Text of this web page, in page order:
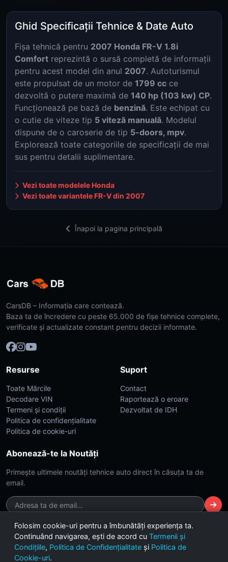
Ghid Specificații Tehnice & Date Auto
Fișa tehnică pentru 2007 Honda FR-V 1.8i
Comfort reprezintă o sursă completă de informații
pentru acest model din anul 2007. Autoturismul
este propulsat de un motor de 1799 cc ce
dezvoltă o putere maximă de 140 hp (103 kw) CP.
Funcționează pe bază de benzină. Este echipat cu
o cutie de viteze tip 5 viteză manuală. Modelul
dispune de o caroserie de tip 5-doors, mpv.
Explorează toate categoriile de specificații de mai
sus pentru detalii suplimentare.
Vezi toate modelele Honda
Vezi toate variantele FR-V din 2007
Înapoi la pagina principală
CarsDB – Informația care contează.
Baza ta de încredere cu peste 65.000 de fișe tehnice complete,
verificate și actualizate constant pentru decizii informate.
Resurse
Toate Mărcile
Decodare VIN
Termeni și condiții
Politica de confidențialitate
Politica de cookie-uri
Suport
Contact
Raportează o eroare
Dezvoltat de IDH
Abonează-te la Noutăți
Primește ultimele noutăți tehnice auto direct în căsuța ta de
email.
© 2026 CarsDB. Toate drepturile rezervate. Made with ❤️ for car
enthusiasts.
Folosim cookie-uri pentru a îmbunătăți experiența ta.
Continuând navigarea, ești de acord cu Termenii și
Condițiile, Politica de Confidențialitate și Politica de
Cookie-uri.